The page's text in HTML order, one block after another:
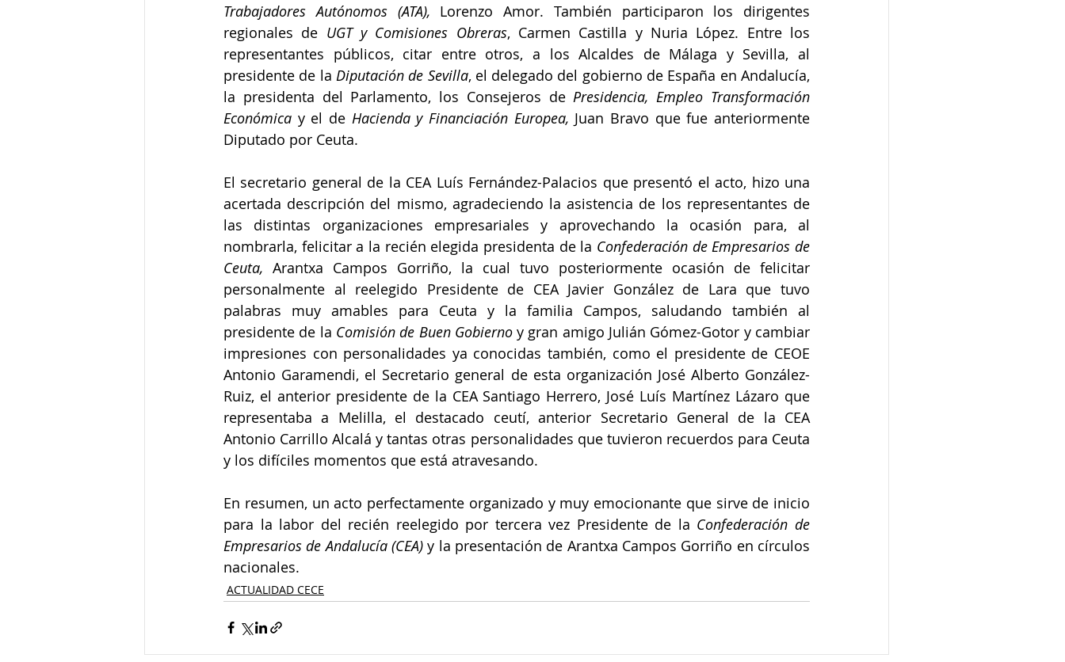
Trabajadores Autónomos (ATA), Lorenzo Amor. También participaron los dirigentes
regionales de UGT y Comisiones Obreras, Carmen Castilla y Nuria López. Entre los
representantes públicos, citar entre otros, a los Alcaldes de Málaga y Sevilla, al
presidente de la Diputación de Sevilla, el delegado del gobierno de España en Andalucía,
la presidenta del Parlamento, los Consejeros de Presidencia, Empleo Transformación
Económica y el de Hacienda y Financiación Europea, Juan Bravo que fue anteriormente
Diputado por Ceuta.
El secretario general de la CEA Luís Fernández-Palacios que presentó el acto, hizo una
acertada descripción del mismo, agradeciendo la asistencia de los representantes de
las distintas organizaciones empresariales y aprovechando la ocasión para, al
nombrarla, felicitar a la recién elegida presidenta de la Confederación de Empresarios de
Ceuta, Arantxa Campos Gorriño, la cual tuvo posteriormente ocasión de felicitar
personalmente al reelegido Presidente de CEA Javier González de Lara que tuvo
palabras muy amables para Ceuta y la familia Campos, saludando también al
presidente de la Comisión de Buen Gobierno y gran amigo Julián Gómez-Gotor y cambiar
impresiones con personalidades ya conocidas también, como el presidente de CEOE
Antonio Garamendi, el Secretario general de esta organización José Alberto González-
Ruiz, el anterior presidente de la CEA Santiago Herrero, José Luís Martínez Lázaro que
representaba a Melilla, el destacado ceutí, anterior Secretario General de la CEA
Antonio Carrillo Alcalá y tantas otras personalidades que tuvieron recuerdos para Ceuta
y los difíciles momentos que está atravesando.
En resumen, un acto perfectamente organizado y muy emocionante que sirve de inicio
para la labor del recién reelegido por tercera vez Presidente de la Confederación de
Empresarios de Andalucía (CEA) y la presentación de Arantxa Campos Gorriño en círculos
nacionales.
ACTUALIDAD CECE